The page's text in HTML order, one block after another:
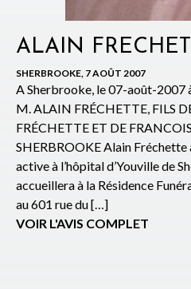
ALAIN
SHERBROOKE, 7 AOÛT 2007
A Sherbrooke, le 07-août-2007
M. ALAIN FRÉCHETTE, FILS
FRÉCHETTE ET DE
SHERBROOKE Alain
active à l’hôpital d’Youville de
accueillera à la Résidence
au 601 rue du […]
VOIR L'AVIS COMPLET